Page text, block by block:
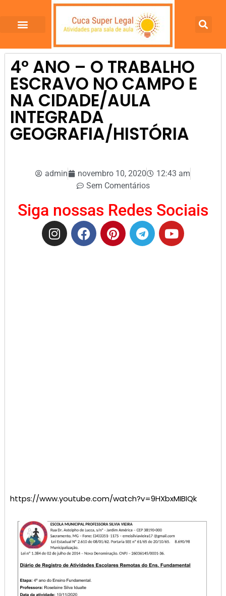
4º ANO – O TRABALHO
ESCRAVO NO CAMPO E
NA CIDADE/AULA
INTEGRADA
GEOGRAFIA/HISTÓRIA
admin novembro 10, 2020
12:43 am
Sem Comentários
Siga nossas Redes Sociais
https://www.youtube.com/watch?v=9HXbxMIBIQk